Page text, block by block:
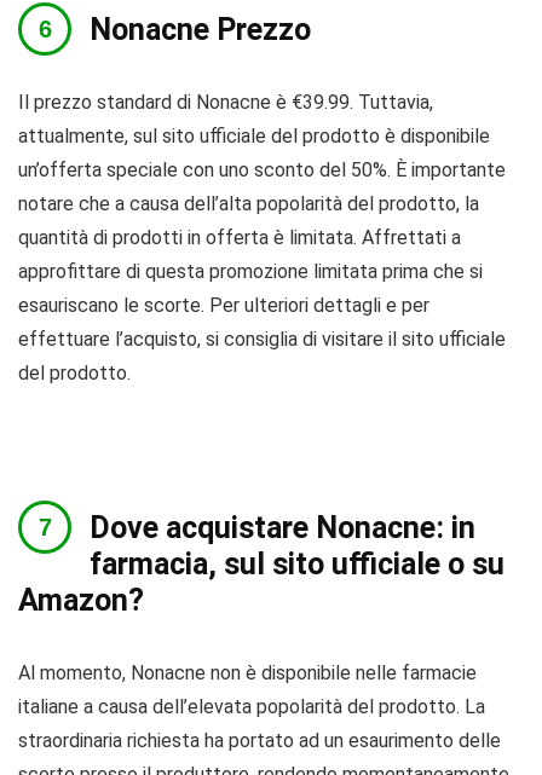
Nonacne Prezzo
Il prezzo standard di Nonacne è €39.99. Tuttavia,
attualmente, sul sito ufficiale del prodotto è disponibile
un’offerta speciale con uno sconto del 50%. È importante
notare che a causa dell’alta popolarità del prodotto, la
quantità di prodotti in offerta è limitata. Affrettati a
approfittare di questa promozione limitata prima che si
esauriscano le scorte. Per ulteriori dettagli e per
effettuare l’acquisto, si consiglia di visitare il sito ufficiale
del prodotto.
Dove acquistare Nonacne: in
farmacia, sul sito ufficiale o su
Amazon?
Al momento, Nonacne non è disponibile nelle farmacie
italiane a causa dell’elevata popolarità del prodotto. La
straordinaria richiesta ha portato ad un esaurimento delle